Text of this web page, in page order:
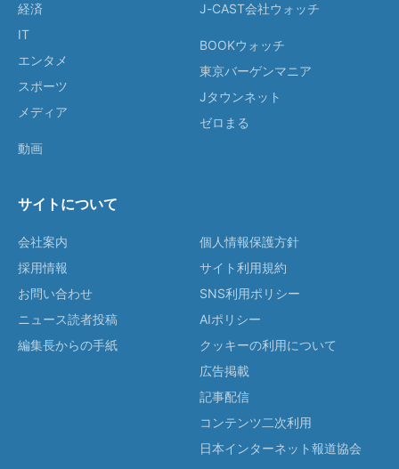
経済
IT
エンタメ
スポーツ
メディア
動画
J-CAST会社ウォッチ
BOOKウォッチ
東京バーゲンマニア
Jタウンネット
ゼロまる
サイトについて
会社案内
採用情報
お問い合わせ
ニュース読者投稿
編集長からの手紙
個人情報保護方針
サイト利用規約
SNS利用ポリシー
AIポリシー
クッキーの利用について
広告掲載
記事配信
コンテンツ二次利用
日本インターネット報道協会